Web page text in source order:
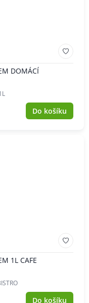
DOMÁCÍ
Do košíku
1L CAFE
Do košíku